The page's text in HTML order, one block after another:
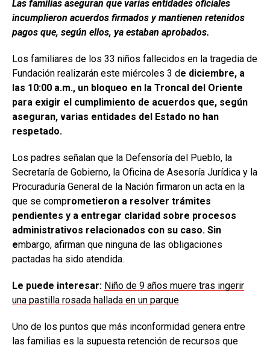
Las familias aseguran que varias entidades oficiales
incumplieron acuerdos firmados y mantienen retenidos
pagos que, según ellos, ya estaban aprobados.
Los familiares de los 33 niños fallecidos en la tragedia de
Fundación realizarán este miércoles 3 de diciembre, a
las 10:00 a.m., un bloqueo en la Troncal del Oriente
para exigir el cumplimiento de acuerdos que, según
aseguran, varias entidades del Estado no han
respetado.
Los padres señalan que la Defensoría del Pueblo, la
Secretaría de Gobierno, la Oficina de Asesoría Jurídica y la
Procuraduría General de la Nación firmaron un acta en la
que se comprometieron a resolver trámites
pendientes y a entregar claridad sobre procesos
administrativos relacionados con su caso. Sin
embargo, afirman que ninguna de las obligaciones
pactadas ha sido atendida.
Le puede interesar: Niño de 9 años muere tras ingerir
una pastilla rosada hallada en un parque
Uno de los puntos que más inconformidad genera entre
las familias es la supuesta retención de recursos que